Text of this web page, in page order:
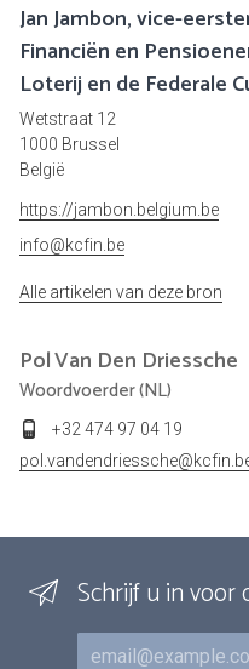
Jan Jambon, vice-
Financiën en
Loterij en de Federale
Wetstraat 12
1000 Brussel
België
https://jambon.belgium.be
info@kcfin.be
Alle artikelen van deze bron
PolVan Den Driessche
Woordvoerder (NL)
+32 474 97 04 19
Schrijf u in voor
E-mail